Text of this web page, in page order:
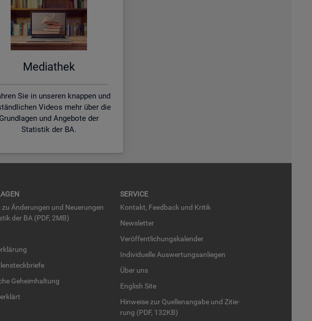
Me­dia­thek
Sie in unseren knappen und
Videos mehr über die
Grundlagen und Angebote der
Statistik der BA.
Än­de­run­gen und Neue­run­gen
der BA (PDF, 2MB)
Ge­heim­hal­tung
SER­VICE
Kon­takt, Feed­back und Kri­tik
News­let­ter
Ver­öf­fent­li­chungs­ka­len­der
In­di­vi­du­el­le Aus­wer­tungs­an­lie­gen
Über uns
English Site
Hin­wei­se zur Quel­len­an­ga­be und Zi­tie­
rung (PDF, 132KB)